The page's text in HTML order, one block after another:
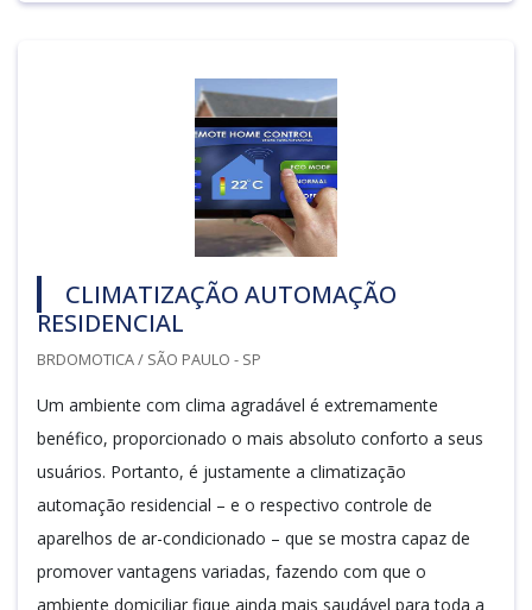
CLIMATIZAÇÃO AUTOMAÇÃO
RESIDENCIAL
BRDOMOTICA / SÃO PAULO - SP
Um ambiente com clima agradável é extremamente
benéfico, proporcionado o mais absoluto conforto a seus
usuários. Portanto, é justamente a climatização
automação residencial – e o respectivo controle de
aparelhos de ar-condicionado – que se mostra capaz de
promover vantagens variadas, fazendo com que o
ambiente domiciliar fique ainda mais saudável para toda a